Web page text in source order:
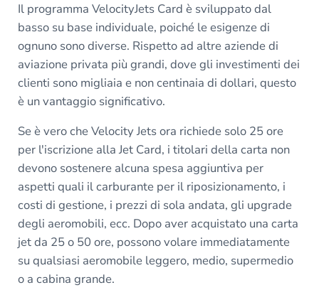
Il programma VelocityJets Card è sviluppato dal
basso su base individuale, poiché le esigenze di
ognuno sono diverse. Rispetto ad altre aziende di
aviazione privata più grandi, dove gli investimenti dei
clienti sono migliaia e non centinaia di dollari, questo
è un vantaggio significativo.
Se è vero che Velocity Jets ora richiede solo 25 ore
per l'iscrizione alla Jet Card, i titolari della carta non
devono sostenere alcuna spesa aggiuntiva per
aspetti quali il carburante per il riposizionamento, i
costi di gestione, i prezzi di sola andata, gli upgrade
degli aeromobili, ecc. Dopo aver acquistato una carta
jet da 25 o 50 ore, possono volare immediatamente
su qualsiasi aeromobile leggero, medio, supermedio
o a cabina grande.